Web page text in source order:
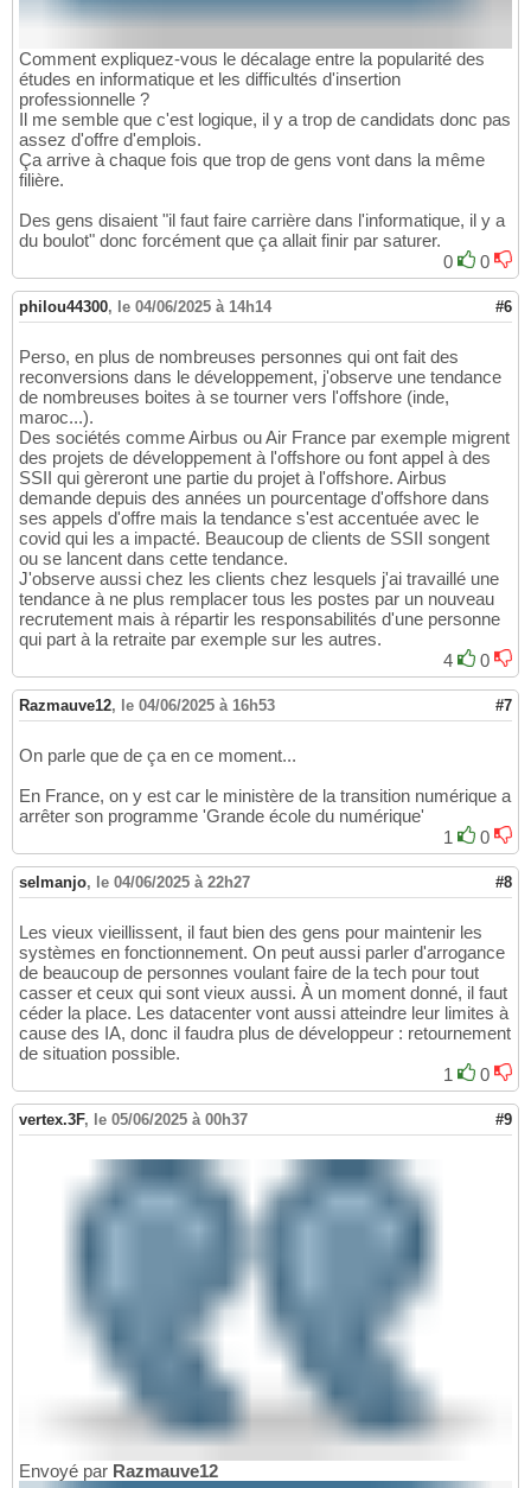
Comment expliquez-vous le décalage entre la popularité des
études en informatique et les difficultés d'insertion
professionnelle ?
Il me semble que c'est logique, il y a trop de candidats donc pas
assez d'offre d'emplois.
Ça arrive à chaque fois que trop de gens vont dans la même
filière.
Des gens disaient "il faut faire carrière dans l'informatique, il y a
du boulot" donc forcément que ça allait finir par saturer.
0
0
philou44300, le 04/06/2025 à 14h14 #6
Perso, en plus de nombreuses personnes qui ont fait des
reconversions dans le développement, j'observe une tendance
de nombreuses boites à se tourner vers l'offshore (inde,
maroc...).
Des sociétés comme Airbus ou Air France par exemple migrent
des projets de développement à l'offshore ou font appel à des
SSII qui gèreront une partie du projet à l'offshore. Airbus
demande depuis des années un pourcentage d'offshore dans
ses appels d'offre mais la tendance s'est accentuée avec le
covid qui les a impacté. Beaucoup de clients de SSII songent
ou se lancent dans cette tendance.
J'observe aussi chez les clients chez lesquels j'ai travaillé une
tendance à ne plus remplacer tous les postes par un nouveau
recrutement mais à répartir les responsabilités d'une personne
qui part à la retraite par exemple sur les autres.
4
0
Razmauve12, le 04/06/2025 à 16h53 #7
On parle que de ça en ce moment...
En France, on y est car le ministère de la transition numérique a
arrêter son programme 'Grande école du numérique'
1
0
selmanjo, le 04/06/2025 à 22h27 #8
Les vieux vieillissent, il faut bien des gens pour maintenir les
systèmes en fonctionnement. On peut aussi parler d'arrogance
de beaucoup de personnes voulant faire de la tech pour tout
casser et ceux qui sont vieux aussi. À un moment donné, il faut
céder la place. Les datacenter vont aussi atteindre leur limites à
cause des IA, donc il faudra plus de développeur : retournement
de situation possible.
1
0
vertex.3F, le 05/06/2025 à 00h37 #9
Envoyé par Razmauve12